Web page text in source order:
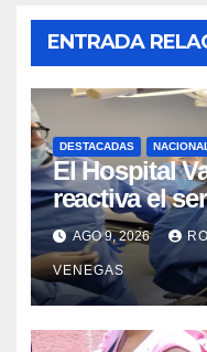
ENTRADA
DESTACADAS
El Hospital
reactiva el
Retrógrada
beneficiar a
AGO 9, 2026
VENEGAS